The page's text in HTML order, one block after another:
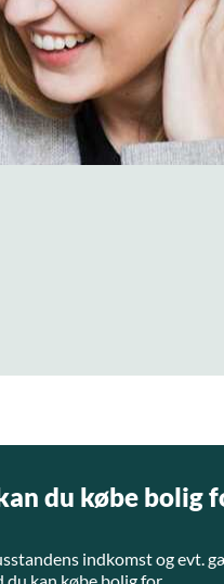
du købe bolig
indkomst og evt.